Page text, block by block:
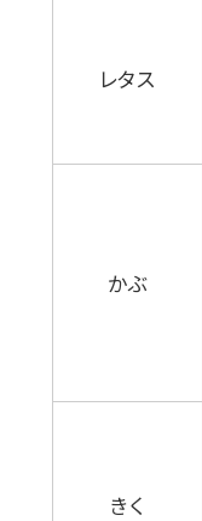
レタス
かぶ
きく